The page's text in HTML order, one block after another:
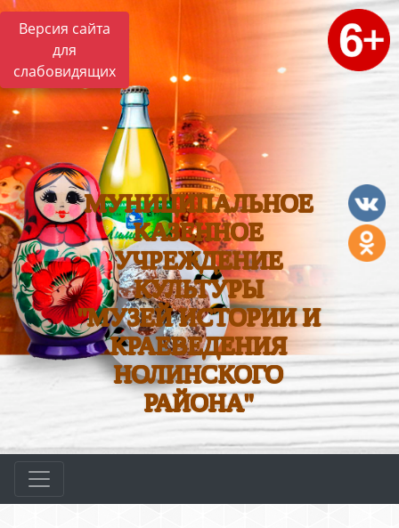
Версия сайта
для
слабовидящих
МУНИЦИПАЛЬНОЕ
КАЗЕННОЕ
УЧРЕЖДЕНИЕ
КУЛЬТУРЫ
"МУЗЕЙ ИСТОРИИ И
КРАЕВЕДЕНИЯ
НОЛИНСКОГО
РАЙОНА"